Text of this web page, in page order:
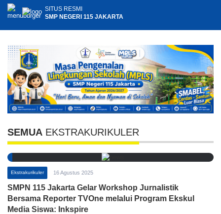
SITUS RESMI
SMP NEGERI 115 JAKARTA
SEMUA EKSTRAKURIKULER
Ekstrakurikuler 16 Agustus 2025
SMPN 115 Jakarta Gelar Workshop Jurnalistik
Bersama Reporter TVOne melalui Program Ekskul
Media Siswa: Inkspire